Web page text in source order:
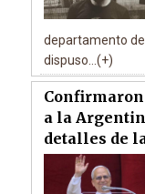
departamento
dispuso...(+)
a la
detalles de